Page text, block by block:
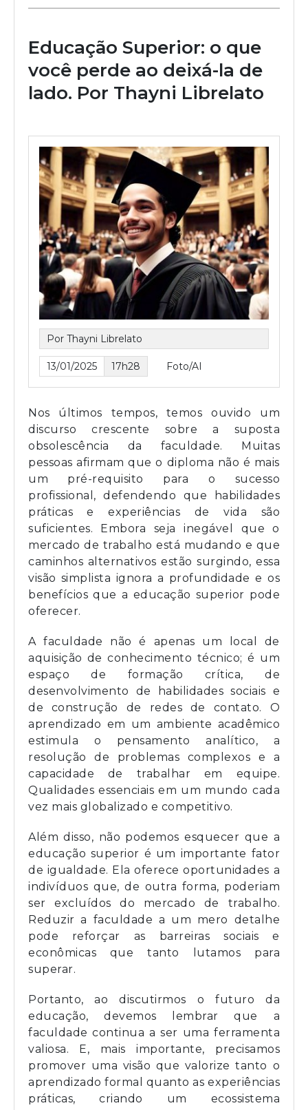
Educação Superior: o que
você perde ao deixá-la de
lado. Por Thayni Librelato
Por Thayni Librelato
13/01/2025 17h28 Foto/AI
Nos últimos tempos, temos ouvido um
discurso crescente sobre a suposta
obsolescência da faculdade. Muitas
pessoas afirmam que o diploma não é mais
um pré-requisito para o sucesso
profissional, defendendo que habilidades
práticas e experiências de vida são
suficientes. Embora seja inegável que o
mercado de trabalho está mudando e que
caminhos alternativos estão surgindo, essa
visão simplista ignora a profundidade e os
benefícios que a educação superior pode
oferecer.
A faculdade não é apenas um local de
aquisição de conhecimento técnico; é um
espaço de formação crítica, de
desenvolvimento de habilidades sociais e
de construção de redes de contato. O
aprendizado em um ambiente acadêmico
estimula o pensamento analítico, a
resolução de problemas complexos e a
capacidade de trabalhar em equipe.
Qualidades essenciais em um mundo cada
vez mais globalizado e competitivo.
Além disso, não podemos esquecer que a
educação superior é um importante fator
de igualdade. Ela oferece oportunidades a
indivíduos que, de outra forma, poderiam
ser excluídos do mercado de trabalho.
Reduzir a faculdade a um mero detalhe
pode reforçar as barreiras sociais e
econômicas que tanto lutamos para
superar.
Portanto, ao discutirmos o futuro da
educação, devemos lembrar que a
faculdade continua a ser uma ferramenta
valiosa. E, mais importante, precisamos
promover uma visão que valorize tanto o
aprendizado formal quanto as experiências
práticas, criando um ecossistema